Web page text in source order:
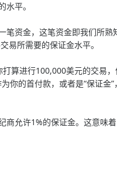
平。
资金，这笔资金即我们所熟
易所需要的保证金水平。
算进行100,000美元的交易
的首付款，或者是“保证金
允许1%的保证金。这意味